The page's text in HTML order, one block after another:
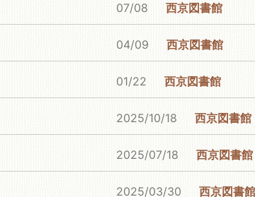
西京図書館 洛西図書館
こどもみらい
書館
07/08 西京図書館
04/09 西京図書館
01/22 西京図書館
2025/10/18 西京図書館
2025/07/18 西京図書館
2025/03/30 西京図書館